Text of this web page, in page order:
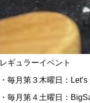
レギュラーイベント
・毎月第３木曜日：
・毎月第４土曜日：